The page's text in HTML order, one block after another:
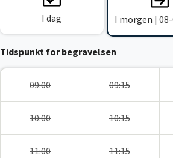
I dag I morgen |
Tidspunkt for begravelsen
09:00 09:15
10:00 10:15
11:00 11:15